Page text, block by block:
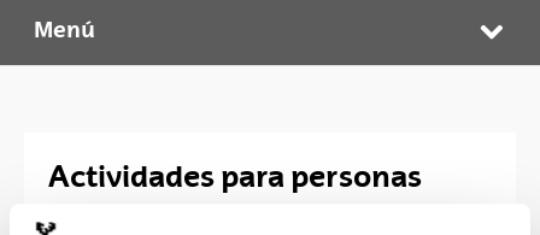
Servicio de Orientación Universitaria
Menú
Actividades para personas
orientadoras